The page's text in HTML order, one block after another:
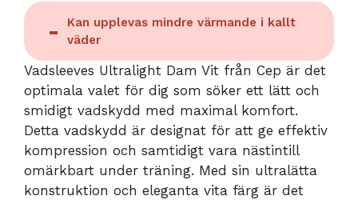
Kan upplevas mindre värmande i kallt
väder
Vadsleeves Ultralight Dam Vit från Cep är det
optimala valet för dig som söker ett lätt och
smidigt vadskydd med maximal komfort.
Detta vadskydd är designat för att ge effektiv
kompression och samtidigt vara nästintill
omärkbart under träning. Med sin ultralätta
konstruktion och eleganta vita färg är det